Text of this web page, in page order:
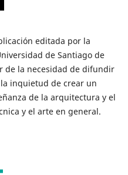
editada por la
de Santiago de
de la necesidad de difundir
inquietud de crear un
de la arquitectura y el
y el arte en general.